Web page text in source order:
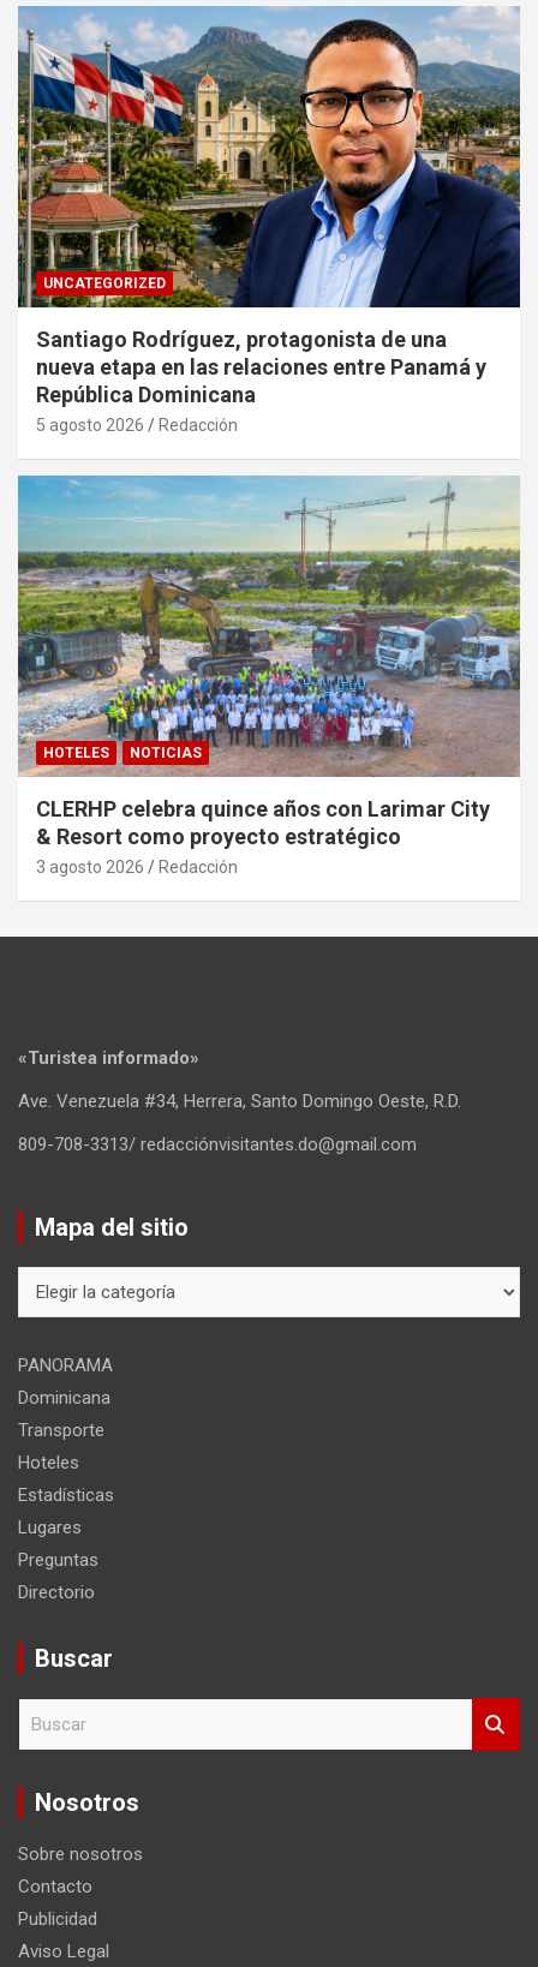
UNCATEGORIZED
Santiago Rodríguez, protagonista de una
nueva etapa en las relaciones entre Panamá y
República Dominicana
5 agosto 2026 Redacción
HOTELES NOTICIAS
CLERHP celebra quince años con Larimar City
& Resort como proyecto estratégico
3 agosto 2026 Redacción
«Turistea informado»
Ave. Venezuela #34, Herrera, Santo Domingo Oeste, R.D.
809-708-3313/ redacciónvisitantes.do@gmail.com
Mapa del sitio
del
PANORAMA
Dominicana
Transporte
Hoteles
Estadísticas
Lugares
Preguntas
Directorio
Buscar
c
Nosotros
Sobre nosotros
Contacto
Publicidad
Aviso Legal